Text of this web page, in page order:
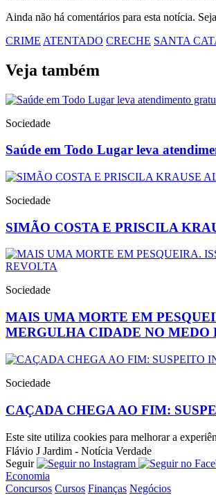
Ainda não há comentários para esta notícia.
CRIME ATENTADO CRECHE SANTA
Veja também
Sociedade
Saúde em Todo Lugar leva
Sociedade
SIMÃO COSTA E PRISCILA
Sociedade
MAIS UMA MORTE EM
MERGULHA CIDADE NO MEDO
Sociedade
CAÇADA CHEGA AO FIM:
Este site utiliza cookies para melhorar a
Flávio J Jardim - Notícia Verdade
Seguir
Economia
Concursos Cursos Finanças Negócios